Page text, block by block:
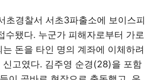
초경찰서 서초3파출소에 보이스피
수됐다. 누군가 피해자로부터 가로
돈을 타인 명의 계좌에 이체하려
신고였다. 김주영 순경(28)을 포함